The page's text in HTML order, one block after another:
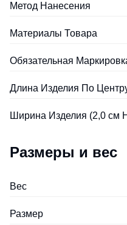
Метод Нанесения
Материалы Товара
Обязательная
Длина Изделия По
Ширина Изделия (2,0 см
Размеры и вес
Вес
Размер